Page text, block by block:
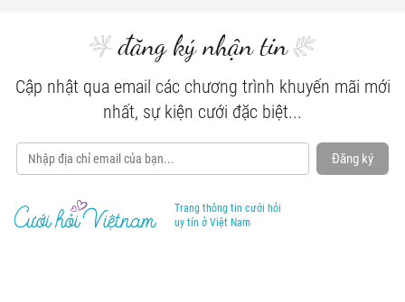
đăng ký nhận tin
Cập nhật qua email các chương trình khuyến mãi mới
nhất, sự kiện cưới đặc biệt...
Đăng ký
Trang thông tin cưới hỏi
uy tín ở Việt Nam